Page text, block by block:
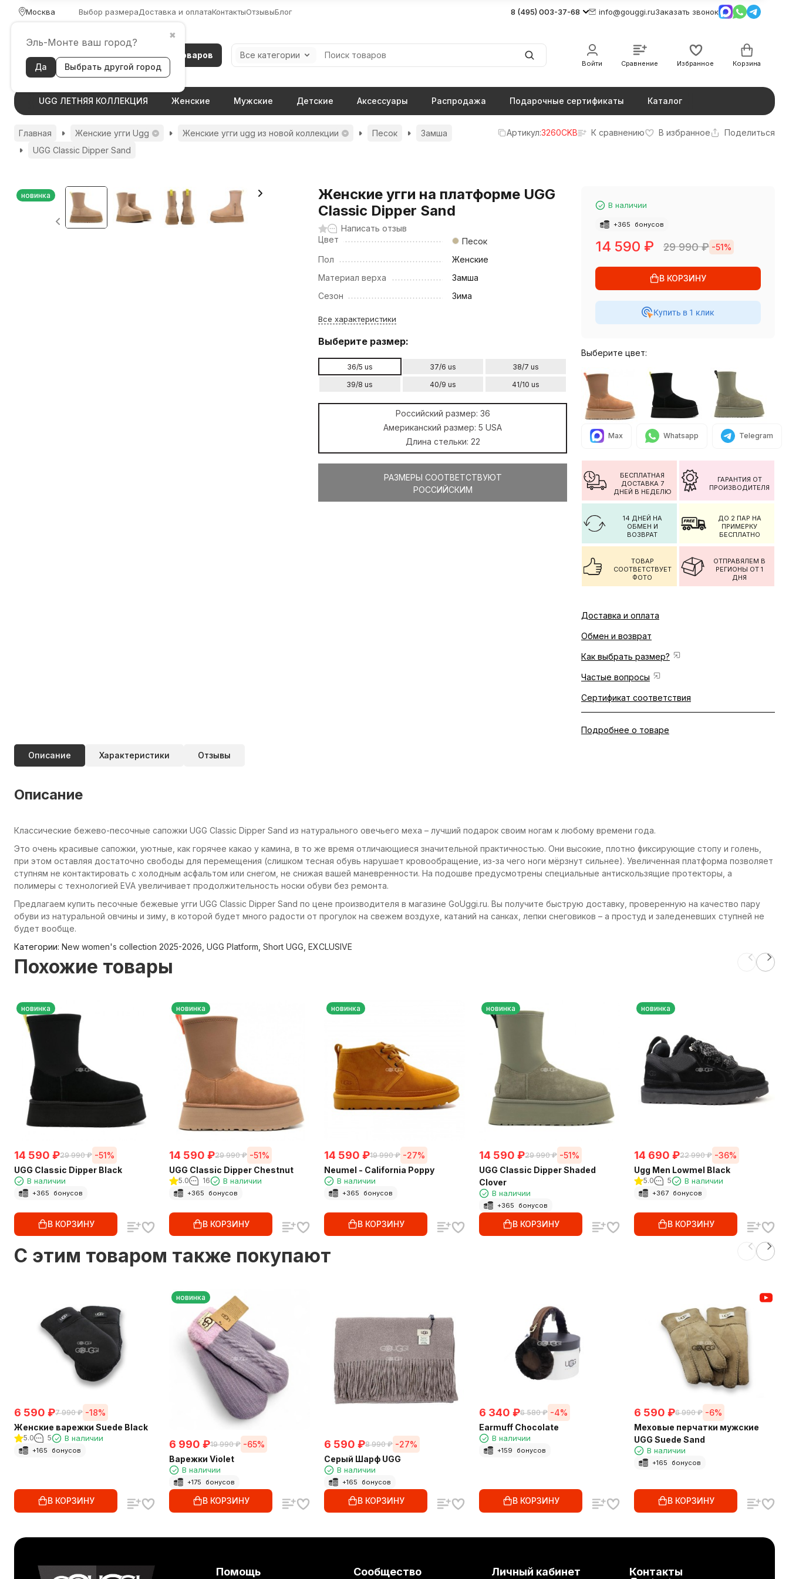
Москва
✖
Эль-Монте ваш город?
Да Выбрать другой город
Выбор размераДоставка и оплатаКонтактыОтзывыБлог 8 (495) 003-37-68 info@gouggi.ruЗаказать звонок
Каталог товаров Все категории
Войти Сравнение Избранное Корзина
UGG ЛЕТНЯЯ КОЛЛЕКЦИЯ Женские Мужские Детские Аксессуары Распродажа Подарочные сертификаты Каталог
Главная Женские угги Ugg Женские угги ugg из новой коллекции Песок
Замша
UGG Classic Dipper Sand
Артикул:3260CKB К сравнению В избранное Поделиться
новинка
Женские угги на платформе UGG
Classic Dipper Sand
Написать отзыв
Цвет
Песок
Пол
Женские
Материал верха
Замша
Сезон
Зима
Все характеристики
Выберите размер:
36/5 us 37/6 us
38/7 us
39/8 us
40/9 us 41/10 us
Российский размер: 36
Американский размер:5 USA
Длина стельки: 22
РАЗМЕРЫ СООТВЕТСТВУЮТ
РОССИЙСКИМ
В наличии
+365 бонусов
14 590 ₽ 29 990₽ -51%
В КОРЗИНУ
Купить в 1 клик
Выберите цвет:
Max Whatsapp Telegram
БЕСПЛАТНАЯ
ДОСТАВКА 7
ДНЕЙ В НЕДЕЛЮ
ГАРАНТИЯ ОТ
ПРОИЗВОДИТЕЛЯ
14 ДНЕЙ НА
ОБМЕН И
ВОЗВРАТ
ДО 2 ПАР НА
ПРИМЕРКУ
БЕСПЛАТНО
ТОВАР
СООТВЕТСТВУЕТ
ФОТО
ОТПРАВЯЛЕМ В
РЕГИОНЫ ОТ 1
ДНЯ
Доставка и оплата
Обмен и возврат
Как выбрать размер?
Частые вопросы
Сертификат соответствия
Подробнее о товаре
Описание Характеристики Отзывы
Описание
Классические бежево-песочные сапожки UGG Classic Dipper Sand из натурального овечьего меха – лучший подарок своим ногам к любому времени года.
Это очень красивые сапожки, уютные, как горячее какао у камина, в то же время отличающиеся значительной практичностью. Они высокие, плотно фиксирующие стопу и голень,
при этом оставляя достаточно свободы для перемещения (слишком тесная обувь нарушает кровообращение, из-за чего ноги мёрзнут сильнее). Увеличенная платформа позволяет
ступням не контактировать с холодным асфальтом или снегом, не снижая вашей маневренности. На подошве предусмотрены специальные антискользящие протекторы, а
полимеры с технологией EVA увеличивает продолжительность носки обуви без ремонта.
Предлагаем купить песочные бежевые угги UGG Classic Dipper Sand по цене производителя в магазине GoUggi.ru. Вы получите быструю доставку, проверенную на качество пару
обуви из натуральной овчины и зиму, в которой будет много радости от прогулок на свежем воздухе, катаний на санках, лепки снеговиков – а простуд и заледеневших ступней не
будет вообще.
Категории: New women's collection 2025-2026 UGG Platform Short UGG EXCLUSIVE
Похожие товары
новинка
14 590 ₽29 990 ₽ -51%
UGG Classic Dipper Black
В наличии
+365 бонусов
В КОРЗИНУ
новинка
14 590 ₽29 990 ₽ -51%
UGG Classic Dipper Chestnut
5.0 16 В наличии
+365 бонусов
В КОРЗИНУ
новинка
14 590 ₽19 990 ₽ -27%
Neumel - California Poppy
В наличии
+365 бонусов
В КОРЗИНУ
новинка
14 590 ₽29 990 ₽ -51%
UGG Classic Dipper Shaded
Clover
В наличии
+365 бонусов
В КОРЗИНУ
новинка
14 690 ₽22 990 ₽ -36%
Ugg Men Lowmel Black
5.0 5 В наличии
+367 бонусов
В КОРЗИНУ
C этим товаром также покупают
6 590 ₽7 990 ₽ -18%
Женские варежки Suede Black
5.0 5 В наличии
+165 бонусов
В КОРЗИНУ
новинка
6 990 ₽19 990 ₽ -65%
Варежки Violet
В наличии
+175 бонусов
В КОРЗИНУ
6 590 ₽8 990 ₽ -27%
Серый Шарф UGG
В наличии
+165 бонусов
В КОРЗИНУ
6 340 ₽6 580 ₽ -4%
Earmuff Chocolate
В наличии
+159 бонусов
В КОРЗИНУ
6 590 ₽6 990 ₽ -6%
Меховые перчатки мужские
UGG Suede Sand
В наличии
+165 бонусов
В КОРЗИНУ
Помощь Сообщество Личный кабинет Контакты